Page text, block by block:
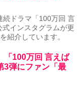
続ドラマ「100万回 言
インスタグラムが更
紹介しています。
100万回 言えば
3弾にファン「最